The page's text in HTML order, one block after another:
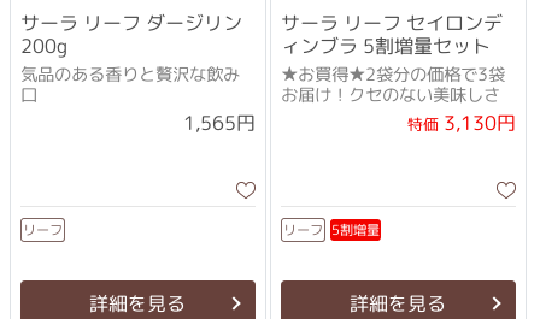
サーラ リーフ ダージリン
200g
気品のある香りと贅沢な飲み
口
1,565円
リーフ
詳細を見る
サーラ リーフ セイロンデ
ィンブラ 5割増量セット
★お買得★2袋分の価格で3袋
お届け！クセのない美味しさ
特価3,130円
リーフ 5割増量
詳細を見る